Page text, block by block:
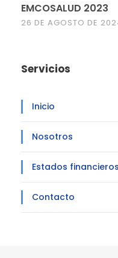
EMCOSALUD 2023
26 DE AGOSTO DE
Servicios
Inicio
Nosotros
Estados financieros
Contacto